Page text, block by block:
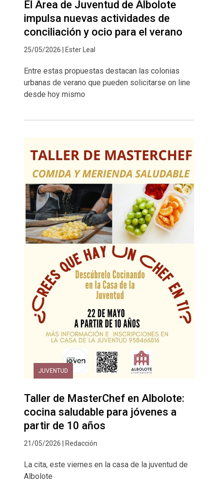
El Área de Juventud de Albolote
impulsa nuevas actividades de
conciliación y ocio para el verano
25/05/2026 | Ester Leal
Entre estas propuestas destacan las colonias
urbanas de verano que pueden solicitarse on line
desde hoy mismo
JUVENTUD
Taller de MasterChef en Albolote:
cocina saludable para jóvenes a
partir de 10 años
21/05/2026 | Redacción
La cita, este viernes en la casa de la juventud de
Albolote